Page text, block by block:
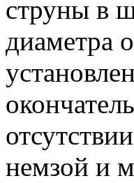
струны в
диаметра
немзой и